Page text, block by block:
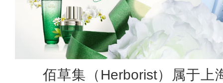
佰草集（Herborist）属于上